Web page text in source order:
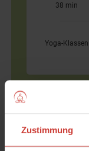
Zustimmung
38 min
Yoga-Klassen